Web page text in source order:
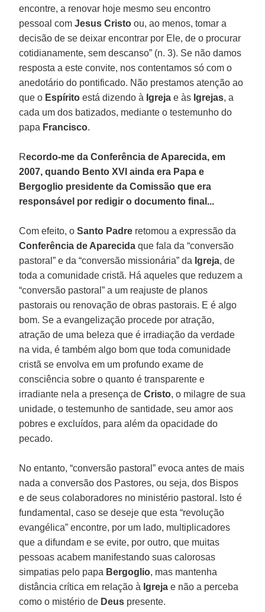
encontre, a renovar hoje mesmo seu encontro
pessoal comJesus Cristo ou, ao menos, tomar a
decisão de se deixar encontrar por Ele, de o procurar
cotidianamente, sem descanso” (n. 3). Se não damos
resposta a este convite, nos contentamos só com o
anedotário do pontificado. Não prestamos atenção ao
que o Espírito está dizendo à Igreja e às Igrejas, a
cada um dos batizados, mediante o testemunho do
papa Francisco.
Recordo-me da Conferência de Aparecida, em
2007, quando Bento XVI ainda era Papa e
Bergoglio presidente da Comissão que era
responsável por redigir o documento final...
Com efeito, oSanto Padre retomou a expressão da
Conferência de Aparecida que fala da “conversão
pastoral” e da “conversão missionária” da Igreja, de
toda a comunidade cristã. Há aqueles que reduzem a
“conversão pastoral” a um reajuste de planos
pastorais ou renovação de obras pastorais. E é algo
bom. Se a evangelização procede por atração,
atração de uma beleza que é irradiação da verdade
na vida, é também algo bom que toda comunidade
cristã se envolva em um profundo exame de
consciência sobre o quanto é transparente e
irradiante nela a presença deCristo, o milagre de sua
unidade, o testemunho de santidade, seu amor aos
pobres e excluídos, para além da opacidade do
pecado.
No entanto, “conversão pastoral” evoca antes de mais
nada a conversão dos Pastores, ou seja, dos Bispos
e de seus colaboradores no ministério pastoral. Isto é
fundamental, caso se deseje que esta “revolução
evangélica” encontre, por um lado, multiplicadores
que a difundam e se evite, por outro, que muitas
pessoas acabem manifestando suas calorosas
simpatias pelo papa Bergoglio, mas mantenha
distância crítica em relação à Igreja e não a perceba
como o mistério de Deus presente.